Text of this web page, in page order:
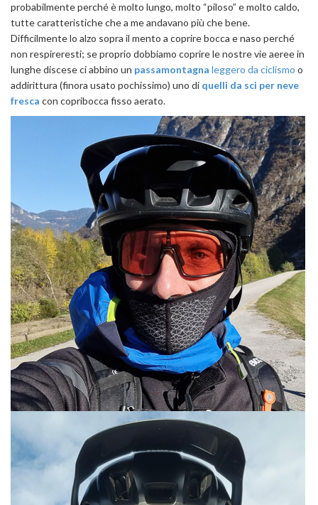
probabilmente perché è molto lungo, molto “piloso” e molto caldo,
tutte caratteristiche che a me andavano più che bene.
Difficilmente lo alzo sopra il mento a coprire bocca e naso perché
non respireresti; se proprio dobbiamo coprire le nostre vie aeree in
lunghe discese ci abbino un passamontagna leggero da ciclismo o
addirittura (finora usato pochissimo) uno di quelli da sci per neve
fresca con copribocca fisso aerato.